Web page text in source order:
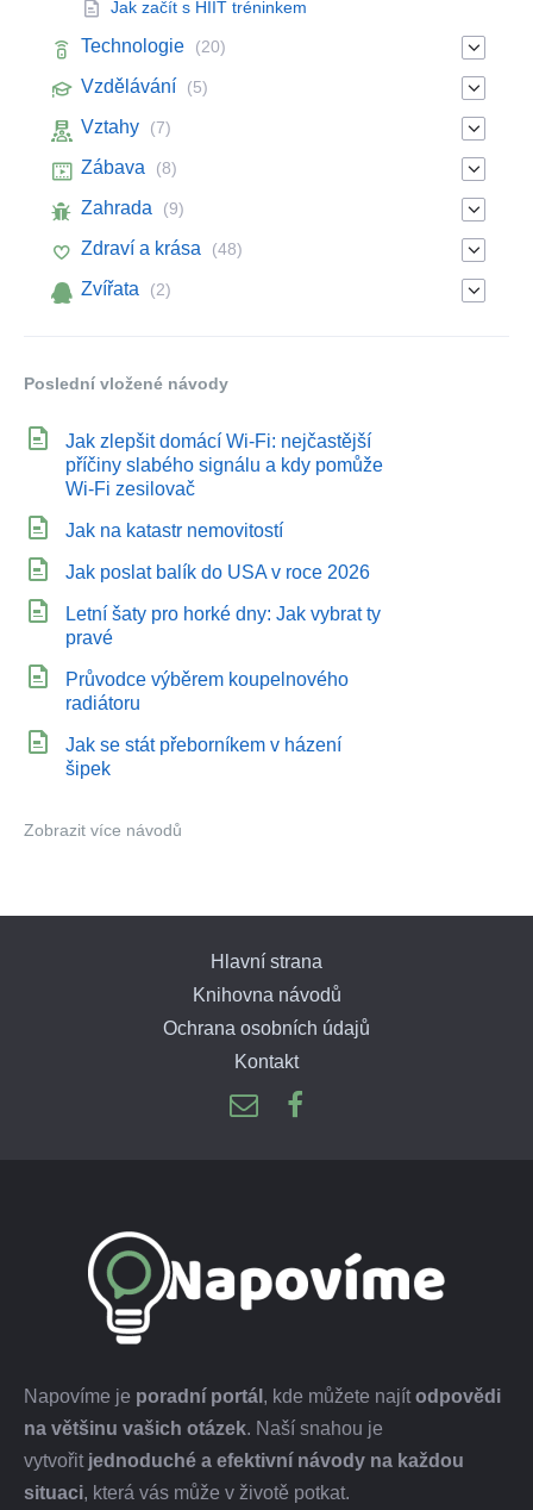
Jak začít s HIIT tréninkem
Technologie (20)
Vzdělávání (5)
Vztahy (7)
Zábava (8)
Zahrada (9)
Zdraví a krása (48)
Zvířata (2)
Poslední vložené návody
Jak zlepšit domácí Wi‑Fi: nejčastější
příčiny slabého signálu a kdy pomůže
Wi‑Fi zesilovač
Jak na katastr nemovitostí
Jak poslat balík do USA v roce 2026
Letní šaty pro horké dny: Jak vybrat ty
pravé
Průvodce výběrem koupelnového
radiátoru
Jak se stát přeborníkem v házení
šipek
Zobrazit více návodů
Hlavní strana
Knihovna návodů
Ochrana osobních údajů
Kontakt
Napovíme je poradní portál , kde můžete najít odpovědi
na většinu vašich otázek. Naší snahou je
vytvořit jednoduché a efektivní návody na každou
situaci, která vás může v životě potkat.